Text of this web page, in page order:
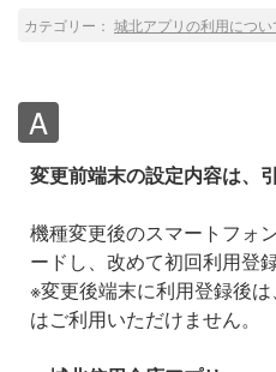
カテゴリー： 城北アプリの利用につい
変更前端末の設定内容は、
機種変更後のスマートフォ
ードし、改めて初回利用登
※変更後端末に利用登録後
はご利用いただけません。